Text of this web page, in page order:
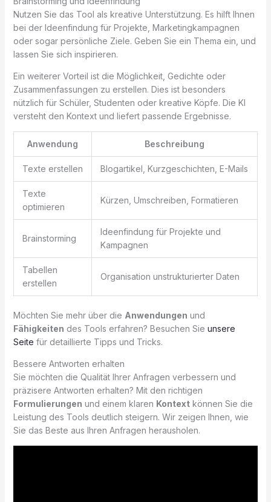
Nutzen Sie das Tool als kreative Unterstützung. Es hilft Ihnen
bei der Ideenfindung für Projekte, Marketingkampagnen
oder sogar persönliche Ziele. Geben Sie ein Thema ein, und
lassen Sie sich inspirieren.
Ein weiterer Vorteil ist die Möglichkeit, Gedichte oder
Zusammenfassungen zu erstellen. Dies ist besonders
nützlich für Schüler, Studenten oder kreative Köpfe. Die KI
versteht den Kontext und liefert passende Ergebnisse.
Anwendung Beschreibung
Texte erstellen Blogartikel, Kurzgeschichten, E-Mails
Texte
optimieren
Kürzen, Umschreiben, Formatieren
Brainstorming
Ideenfindung für Projekte und
Kampagnen
Tabellen
erstellen
Organisation unstrukturierter Daten
Möchten Sie mehr über die Anwendungen und
Fähigkeiten des Tools erfahren? Besuchen Sie unsere
Seite für detaillierte Tipps und Tricks.
Bessere Antworten erhalten
Sie möchten die Qualität Ihrer Anfragen verbessern und
präzisere Antworten erhalten? Mit den richtigen
Formulierungen und einem klaren Kontextkönnen Sie die
Leistung des Tools deutlich steigern. Wir zeigen Ihnen, wie
Sie das Beste aus Ihren Anfragen herausholen.